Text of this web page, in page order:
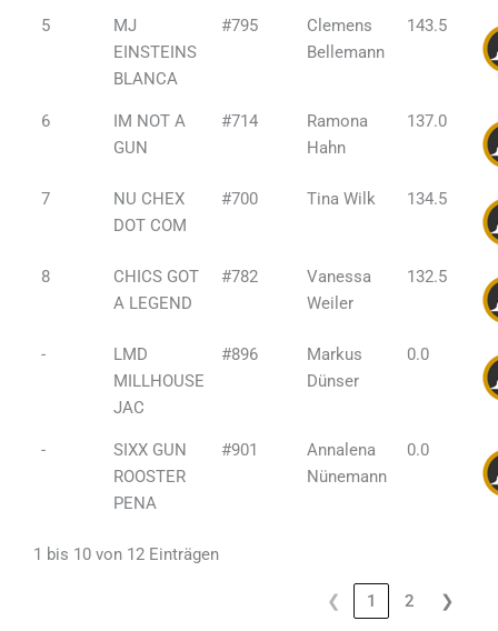
5
MJ
EINSTEINS
BLANCA
#795
Clemens
Bellemann
143.5
6
IM NOT A
GUN
#714
Ramona
Hahn
137.0
7
NU CHEX
DOT COM
#700 Tina Wilk 134.5
8
CHICS GOT
A LEGEND
#782
Vanessa
Weiler
132.5
-
LMD
MILLHOUSE
JAC
#896
Markus
Dünser
0.0
-
SIXX GUN
ROOSTER
PENA
#901
Annalena
Nünemann
0.0
1 bis 10 von 12 Einträgen
❮ 1 2 ❯